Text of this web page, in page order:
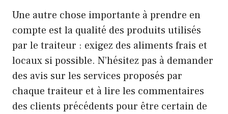
Une autre chose importante à prendre en
compte est la qualité des produits utilisés
par le traiteur : exigez des aliments frais et
locaux si possible. N’hésitez pas à demander
des avis sur les services proposés par
chaque traiteur et à lire les commentaires
des clients précédents pour être certain de